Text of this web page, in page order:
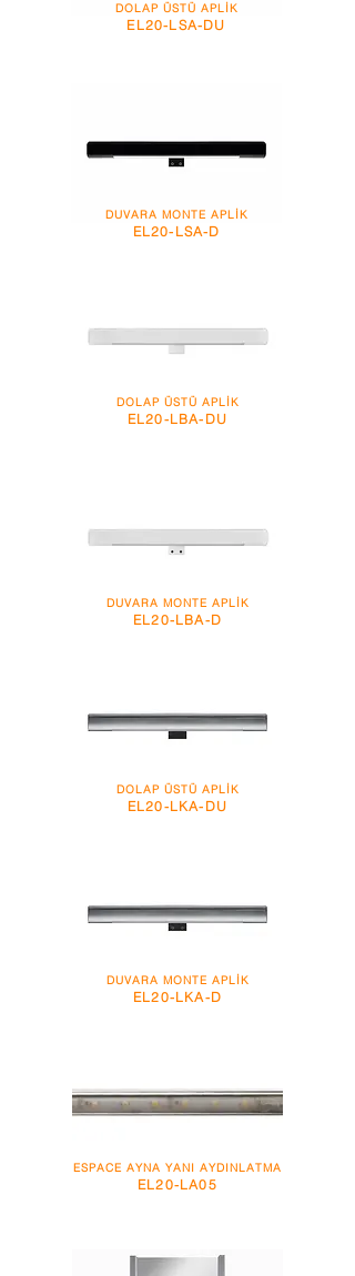
DOLAP ÜSTÜ APLİK
EL20-LSA-DU
DUVARA MONTE APLİK
EL20-LSA-D
DOLAP ÜSTÜ APLİK
EL20-LBA-DU
DUVARA MONTE APLİK
EL20-LBA-D
DOLAP ÜSTÜ APLİK
EL20-LKA-DU
DUVARA MONTE APLİK
EL20-LKA-D
ESPACE AYNA YANI AYDINLATMA
EL20-LA05